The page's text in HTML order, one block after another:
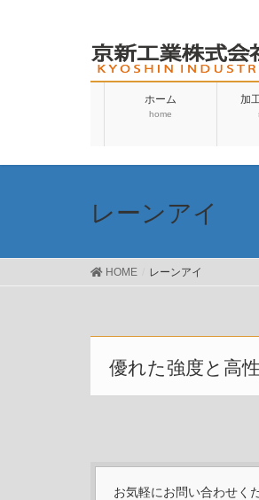
ホーム
home
加
レーンアイ
HOME レーンアイ
優れた強度と高
お気軽にお問い合わせく